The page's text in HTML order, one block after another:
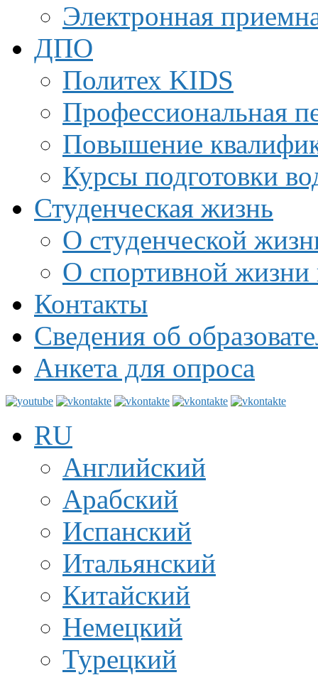
Электронная
ДПО
Политех KIDS
Профессиональная
Повышение
Курсы подготовки
Студенческая жизнь
О студенческой
О спортивной жизни
Контакты
Сведения об
Анкета для опроса
RU
Английский
Арабский
Испанский
Итальянский
Китайский
Немецкий
Турецкий